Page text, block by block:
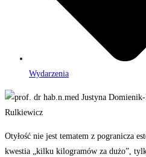
Wydarzenia
Otyłość nie jest tematem z pogranicza
kwestia „kilku kilogramów za dużo”,